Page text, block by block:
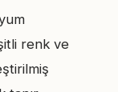
renk ve